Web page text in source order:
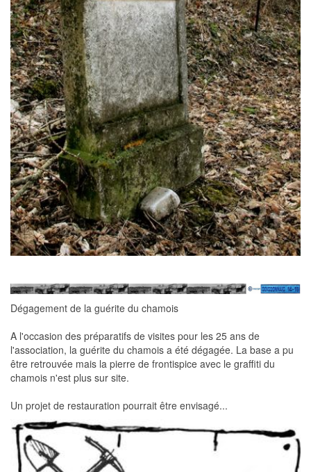
Dégagement de la guérite du chamois
A l'occasion des préparatifs de visites pour les 25 ans de
l'association, la guérite du chamois a été dégagée. La base a pu
être retrouvée mais la pierre de frontispice avec le graffiti du
chamois n'est plus sur site.
Un projet de restauration pourrait être envisagé...